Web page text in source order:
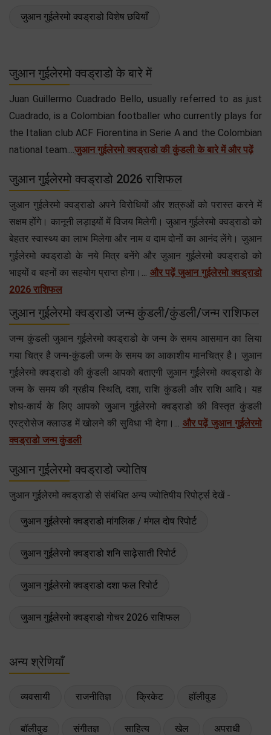
जुआन गुईलेरमो क्वड्राडो विशेष छवियाँ
जुआन गुईलेरमो क्वड्राडो के बारे में
Juan Guillermo Cuadrado Bello, usually referred to as just
Cuadrado, is a Colombian footballer who currently plays for
the Italian club ACF Fiorentina in Serie A and the Colombian
national team....जुआन गुईलेरमो क्वड्राडो की कुंडली के बारे में और पढ़ें
जुआन गुईलेरमो क्वड्राडो 2026 राशिफल
जुआन गुईलेरमो क्वड्राडो अपने विरोधियों और शत्रुओं को परास्त करने में
सक्षम होंगे। कानूनी लड़ाइयों में विजय मिलेगी। जुआन गुईलेरमो क्वड्राडो को
बेहतर स्वास्थ्य का लाभ मिलेगा और नाम व दाम दोनों का आनंद लेंगे। जुआन
गुईलेरमो क्वड्राडो के नये मित्र बनेंगे और जुआन गुईलेरमो क्वड्राडो को
भाइयों व बहनों का सहयोग प्राप्त होगा।... और पढ़ें जुआन गुईलेरमो क्वड्राडो
2026 राशिफल
जुआन गुईलेरमो क्वड्राडो जन्म कुंडली/कुंडली/जन्म राशिफल
जन्म कुंडली जुआन गुईलेरमो क्वड्राडो के जन्म के समय आसमान का लिया
गया चित्र है जन्म-कुंडली जन्म के समय का आकाशीय मानचित्र है। जुआन
गुईलेरमो क्वड्राडो की कुंडली आपको बताएगी जुआन गुईलेरमो क्वड्राडो के
जन्म के समय की ग्रहीय स्थिति, दशा, राशि कुंडली और राशि आदि। यह
शोध-कार्य के लिए आपको जुआन गुईलेरमो क्वड्राडो की विस्तृत कुंडली
एस्ट्रोसेज क्लाउड में खोलने की सुविधा भी देगा।... और पढ़ें जुआन गुईलेरमो
क्वड्राडो जन्म कुंडली
जुआन गुईलेरमो क्वड्राडो ज्योतिष
जुआन गुईलेरमो क्वड्राडो से संबंधित अन्य ज्योतिषीय रिपोर्ट्स देखें -
जुआन गुईलेरमो क्वड्राडो मांगलिक / मंगल दोष रिपोर्ट
जुआन गुईलेरमो क्वड्राडो शनि साढ़ेसाती रिपोर्ट
जुआन गुईलेरमो क्वड्राडो दशा फल रिपोर्ट
जुआन गुईलेरमो क्वड्राडो गोचर 2026 राशिफल
अन्य श्रेणियाँ
व्यवसायी राजनीतिज्ञ क्रिकेट हॉलीवुड
बॉलीवुड संगीतज्ञ साहित्य खेल अपराधी